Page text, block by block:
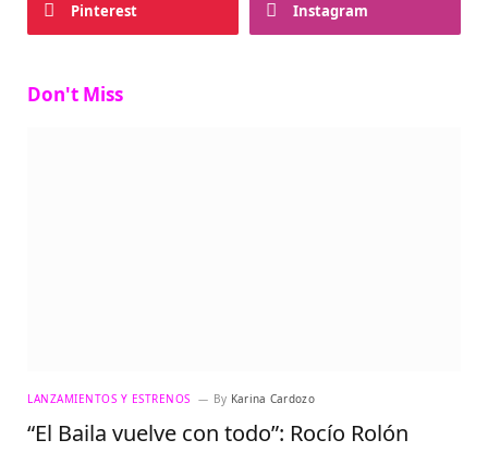
Pinterest Instagram
Don't Miss
LANZAMIENTOS Y ESTRENOS By Karina Cardozo
“El Baila vuelve con todo”: Rocío Rolón